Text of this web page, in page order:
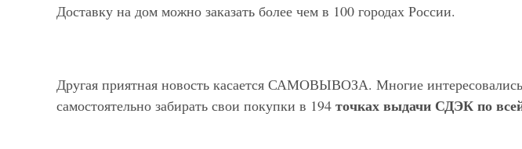
Доставку на дом можно заказать более чем в 100 городах России.
Другая приятная новость касается САМОВЫВОЗА. Многие
самостоятельно забирать свои покупки в 194 точках выдачи СДЭК по